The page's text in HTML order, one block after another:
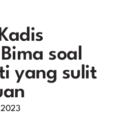
soal
yang sulit
2023